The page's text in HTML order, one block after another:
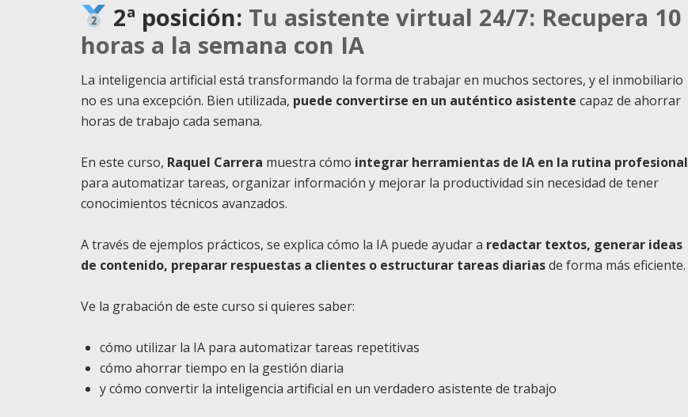
2ª posición: Tu asistente virtual 24/7: Recupera 10
horas a la semana con IA
La inteligencia artificial está transformando la forma de trabajar en muchos sectores, y el inmobiliario
no es una excepción. Bien utilizada, puede convertirse en un auténtico asistente capaz de ahorrar
horas de trabajo cada semana.
En este curso, Raquel Carrera muestra cómo integrar herramientas de IA en la rutina profesional
para automatizar tareas, organizar información y mejorar la productividad sin necesidad de tener
conocimientos técnicos avanzados.
A través de ejemplos prácticos, se explica cómo la IA puede ayudar a redactar textos, generar ideas
de contenido, preparar respuestas a clientes o estructurar tareas diariasde forma más eficiente.
Ve la grabación de este curso si quieres saber:
cómo utilizar la IA para automatizar tareas repetitivas
cómo ahorrar tiempo en la gestión diaria
y cómo convertir la inteligencia artificial en un verdadero asistente de trabajo